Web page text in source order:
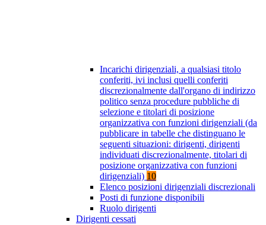
Incarichi dirigenziali, a qualsiasi titolo
conferiti, ivi inclusi quelli conferiti
discrezionalmente dall'organo di indirizzo
politico senza procedure pubbliche di
selezione e titolari di posizione
organizzativa con funzioni dirigenziali (da
pubblicare in tabelle che distinguano le
seguenti situazioni: dirigenti, dirigenti
individuati discrezionalmente, titolari di
posizione organizzativa con funzioni
dirigenziali) 10
Elenco posizioni dirigenziali discrezionali
Posti di funzione disponibili
Ruolo dirigenti
Dirigenti cessati